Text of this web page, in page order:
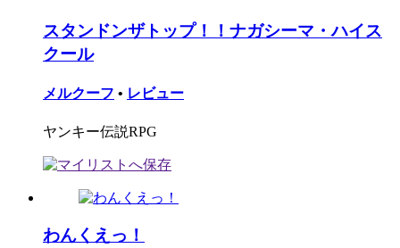
スタンドンザトップ！！ナガシーマ・ハイス
クール
メルクーフ • レビュー
ヤンキー伝説RPG
わんくえっ！